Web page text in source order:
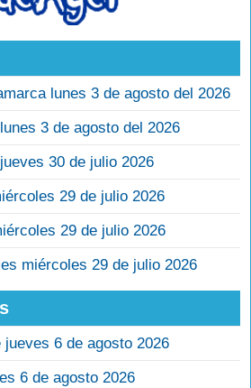
lunes 3 de agosto del 2026
3 de agosto del 2026
30 de julio 2026
29 de julio 2026
29 de julio 2026
miércoles 29 de julio 2026
jueves 6 de agosto 2026
6 de agosto 2026